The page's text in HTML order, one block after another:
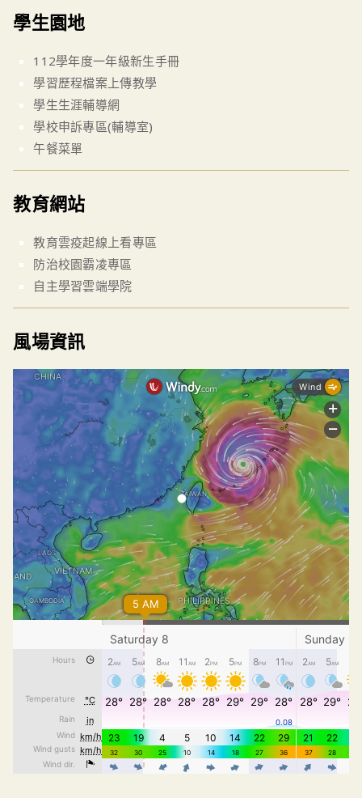
學生園地
112學年度一年級新生手冊
學習歷程檔案上傳教學
學生生涯輔導網
學校申訴專區(輔導室)
午餐菜單
教育網站
教育雲疫起線上看專區
防治校園霸凌專區
自主學習雲端學院
風場資訊